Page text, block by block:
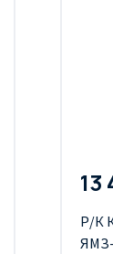
13
Р/К